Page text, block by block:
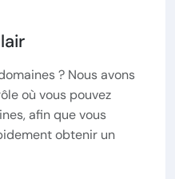
? Nous avons
où vous pouvez
afin que vous
obtenir un